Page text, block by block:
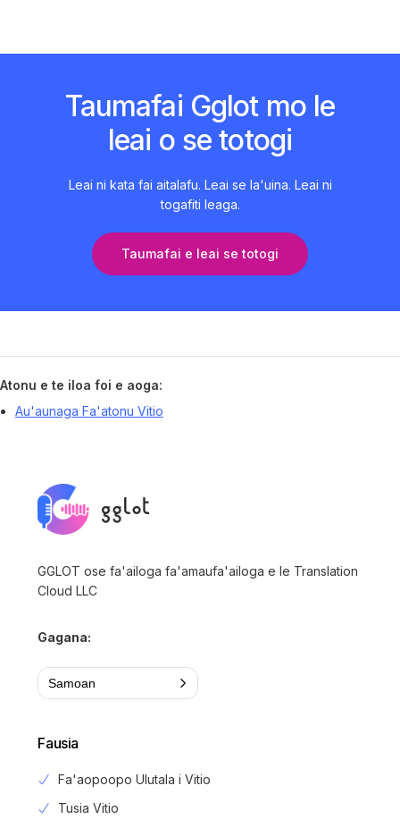
Taumafai Gglot mo le
leai o se totogi
Leai ni kata fai aitalafu. Leai se la'uina. Leai ni
togafiti leaga.
Taumafai e leai se totogi
Atonu e te iloa foi e aoga:
Au'aunaga Fa'atonu Vitio
GGLOT ose fa'ailoga fa'amaufa'ailoga e le Translation
Cloud LLC
Gagana:
Samoan
Fausia
Fa'aopoopo Ulutala i Vitio
Tusia Vitio